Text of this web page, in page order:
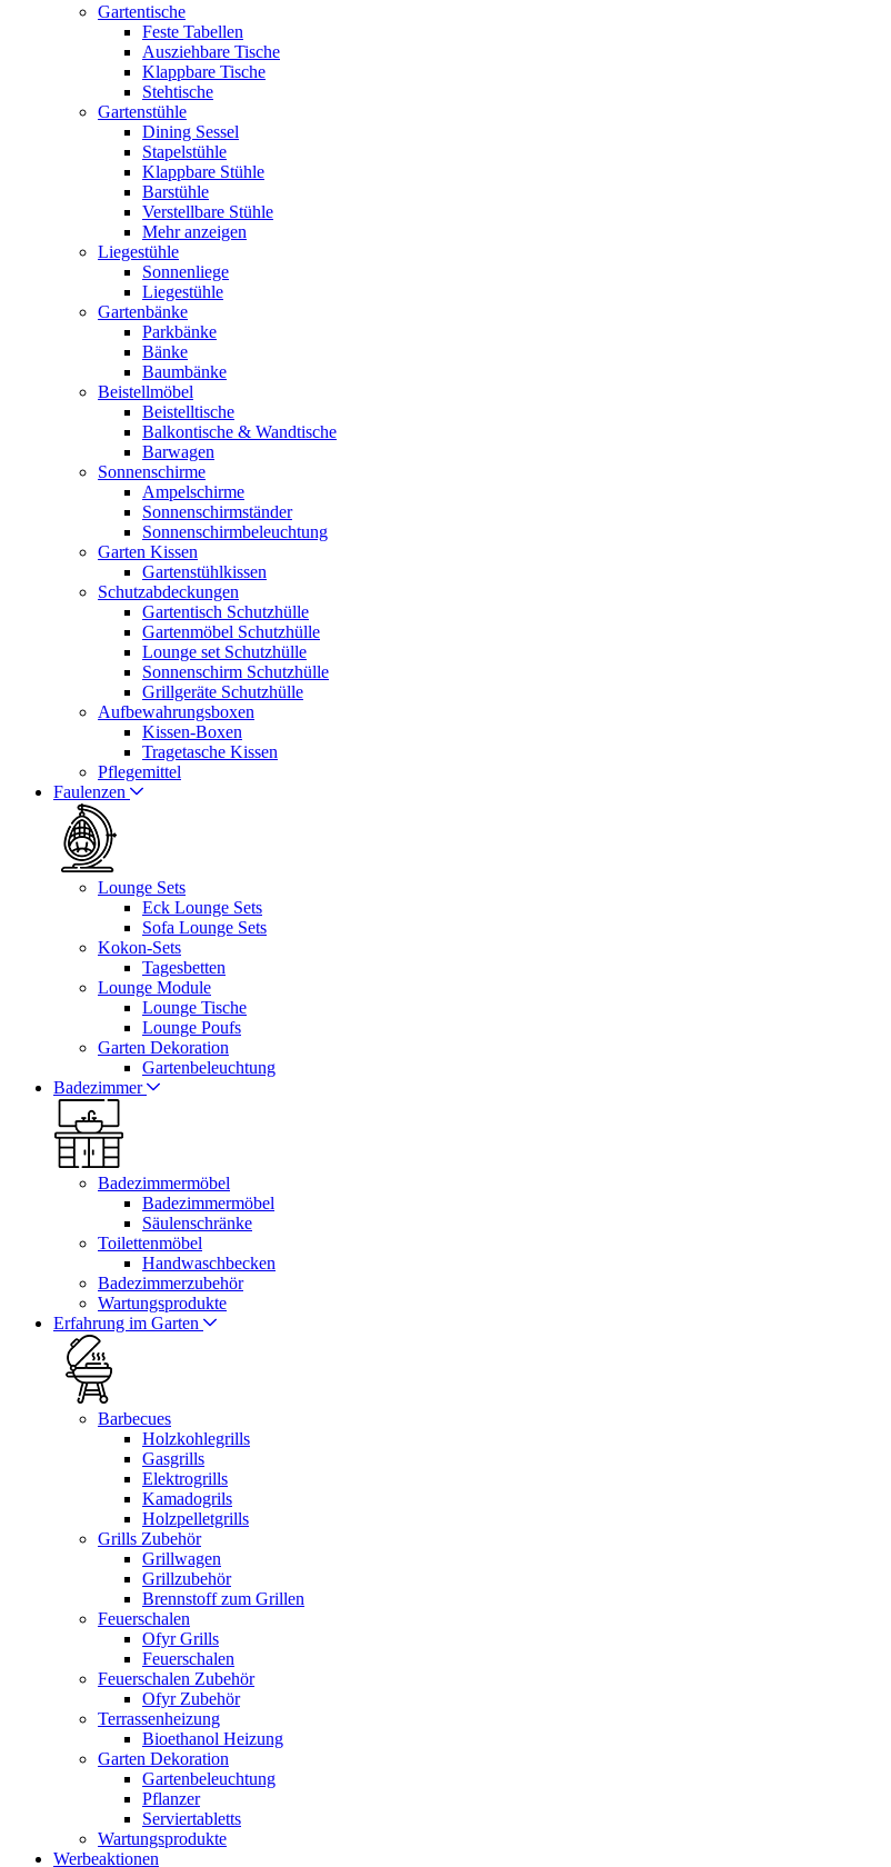
Gartentische
Feste Tabellen
Ausziehbare Tische
Klappbare Tische
Stehtische
Gartenstühle
Dining Sessel
Stapelstühle
Klappbare Stühle
Barstühle
Verstellbare Stühle
Mehr anzeigen
Liegestühle
Sonnenliege
Liegestühle
Gartenbänke
Parkbänke
Bänke
Baumbänke
Beistellmöbel
Beistelltische
Balkontische & Wandtische
Barwagen
Sonnenschirme
Ampelschirme
Sonnenschirmständer
Sonnenschirmbeleuchtung
Garten Kissen
Gartenstühlkissen
Schutzabdeckungen
Gartentisch Schutzhülle
Gartenmöbel Schutzhülle
Lounge set Schutzhülle
Sonnenschirm Schutzhülle
Grillgeräte Schutzhülle
Aufbewahrungsboxen
Kissen-Boxen
Tragetasche Kissen
Pflegemittel
Faulenzen
Lounge Sets
Eck Lounge Sets
Sofa Lounge Sets
Kokon-Sets
Tagesbetten
Lounge Module
Lounge Tische
Lounge Poufs
Garten Dekoration
Gartenbeleuchtung
Badezimmer
Badezimmermöbel
Badezimmermöbel
Säulenschränke
Toilettenmöbel
Handwaschbecken
Badezimmerzubehör
Wartungsprodukte
Erfahrung im Garten
Barbecues
Holzkohlegrills
Gasgrills
Elektrogrills
Kamadogrils
Holzpelletgrills
Grills Zubehör
Grillwagen
Grillzubehör
Brennstoff zum Grillen
Feuerschalen
Ofyr Grills
Feuerschalen
Feuerschalen Zubehör
Ofyr Zubehör
Terrassenheizung
Bioethanol Heizung
Garten Dekoration
Gartenbeleuchtung
Pflanzer
Serviertabletts
Wartungsprodukte
Werbeaktionen